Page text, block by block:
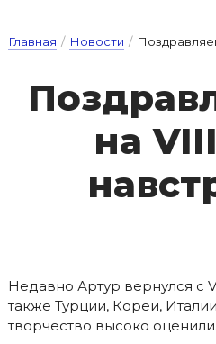
Главная / Новости /
на
Недавно Артур вернулся с
также Турции, Кореи,
творчество высоко